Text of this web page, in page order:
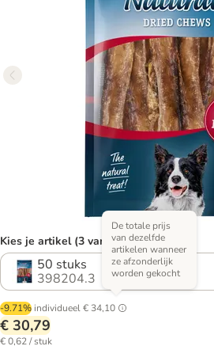
Kies je artikel (3 varianten)
50 stuks
398204.3
-9.71% individueel€ 34,10
De totale prijs
van dezelfde
artikelen wanneer
ze afzonderlijk
worden gekocht
€ 30,79
€ 0,62 / stuk